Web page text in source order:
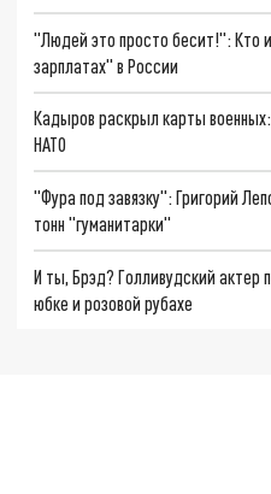
"Людей это просто бесит!": Кто
зарплатах" в России
Кадыров раскрыл карты
НАТО
"Фура под завязку": Григорий
тонн "гуманитарки"
И ты, Брэд? Голливудский актер
юбке и розовой рубахе